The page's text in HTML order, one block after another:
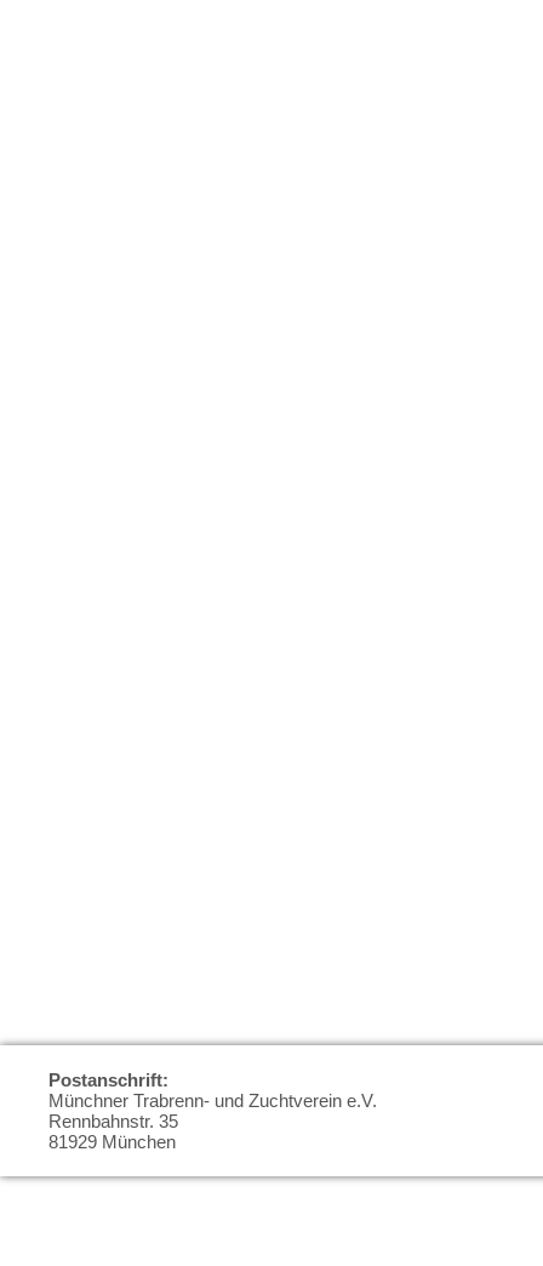
Postanschrift:
Münchner Trabrenn- und Zuchtverein e.V.
Rennbahnstr. 35
81929 München